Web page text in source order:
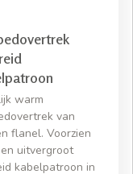
warm
van
flanel. Voorzien
uitvergroot
kabelpatroon in